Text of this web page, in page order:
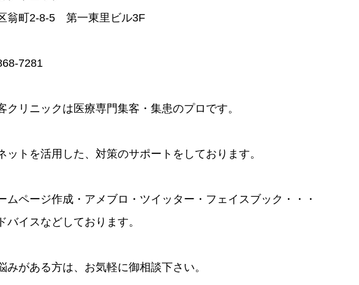
翁町2-8-5 第一東里ビル3F
7281
クリニックは医療専門集客・集患のプロです。
ットを活用した、対策のサポートをしております。
ムページ作成・アメブロ・ツイッター・フェイスブック・・・
バイスなどしております。
みがある方は、お気軽に御相談下さい。